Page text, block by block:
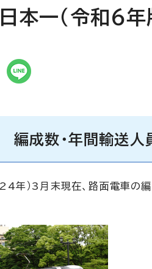
本一（令和6
編成数・年間輸送人
年）3月末現在、路面電車の